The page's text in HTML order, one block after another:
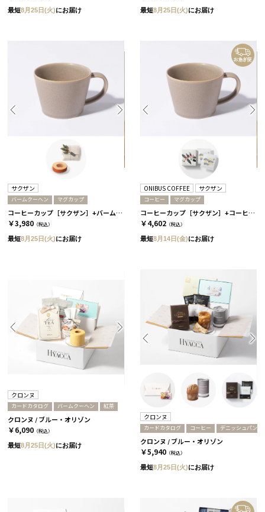
最短8月25日(火)にお届け 最短8月25日(火)にお届け
サクザン
バームクーヘン マグカップ
コーヒーカップ［サクザン］+バームクーヘン / グレージュ
￥3,980 （税込）
最短8月25日(火)にお届け
ONIBUS COFFEE サクザン
コーヒー マグカップ
コーヒーカップ［サクザン］+コーヒー［オニバスコーヒー］/ グレージュ
￥4,602 （税込）
最短8月14日(金)にお届け
クロンヌ
カードカタログ バームクーヘン 紅茶
クロンヌ / ブルー・オリゾン
￥6,090 （税込）
最短8月25日(火)にお届け
クロンヌ
カードカタログ コーヒー デニッシュパン
クロンヌ / ブルー・オリゾン
￥5,940 （税込）
最短8月25日(火)にお届け